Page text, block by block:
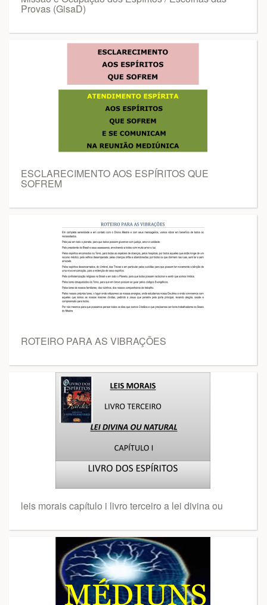
Provas (GisaD)
ESCLARECIMENTO AOS ESPÍRITOS QUE
SOFREM
ROTEIRO PARA AS VIBRAÇÕES
leis morais capítulo i livro terceiro a lei divina ou